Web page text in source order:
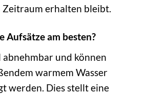
Zeitraum erhalten bleibt.
Aufsätze am besten?
und können
warmem Wasser
werden. Dies stellt eine